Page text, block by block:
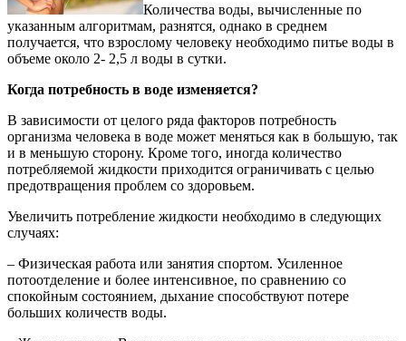
Количества воды, вычисленные по
указанным алгоритмам, разнятся, однако в среднем
получается, что взрослому человеку необходимо питье воды в
объеме около 2- 2,5 л воды в сутки.
Когда потребность в воде изменяется?
В зависимости от целого ряда факторов потребность
организма человека в воде может меняться как в большую, так
и в меньшую сторону. Кроме того, иногда количество
потребляемой жидкости приходится ограничивать с целью
предотвращения проблем со здоровьем.
Увеличить потребление жидкости необходимо в следующих
случаях:
– Физическая работа или занятия спортом. Усиленное
потоотделение и более интенсивное, по сравнению со
спокойным состоянием, дыхание способствуют потере
больших количеств воды.